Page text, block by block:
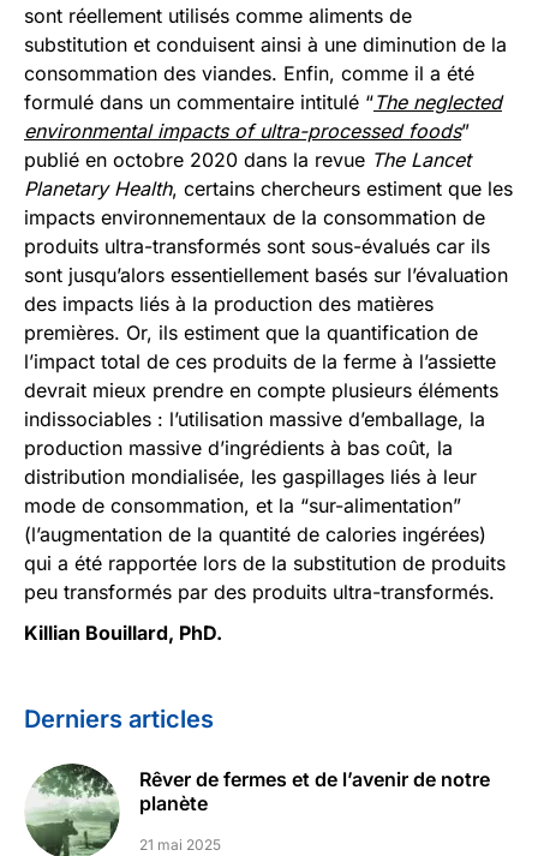
sont réellement utilisés comme aliments de
substitution et conduisent ainsi à une diminution de la
consommation des viandes. Enfin, comme il a été
formulé dans un commentaire intitulé “The neglected
environmental impacts of ultra-processed foods”
publié en octobre 2020 dans la revue The Lancet
Planetary Health, certains chercheurs estiment que les
impacts environnementaux de la consommation de
produits ultra-transformés sont sous-évalués car ils
sont jusqu’alors essentiellement basés sur l’évaluation
des impacts liés à la production des matières
premières. Or, ils estiment que la quantification de
l’impact total de ces produits de la ferme à l’assiette
devrait mieux prendre en compte plusieurs éléments
indissociables : l’utilisation massive d’emballage, la
production massive d’ingrédients à bas coût, la
distribution mondialisée, les gaspillages liés à leur
mode de consommation, et la “sur-alimentation”
(l’augmentation de la quantité de calories ingérées)
qui a été rapportée lors de la substitution de produits
peu transformés par des produits ultra-transformés.
Killian Bouillard, PhD.
Derniers articles
Rêver de fermes et de l’avenir de notre
planète
21 mai 2025